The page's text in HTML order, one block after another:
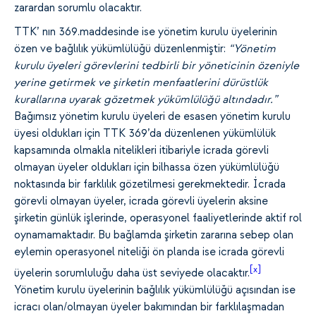
zarardan sorumlu olacaktır.
TTK’ nın 369.maddesinde ise yönetim kurulu üyelerinin
özen ve bağlılık yükümlülüğü düzenlenmiştir: “Yönetim
kurulu üyeleri görevlerini tedbirli bir yöneticinin özeniyle
yerine getirmek ve şirketin menfaatlerini dürüstlük
kurallarına uyarak gözetmek yükümlülüğü altındadır.”
Bağımsız yönetim kurulu üyeleri de esasen yönetim kurulu
üyesi oldukları için TTK 369’da düzenlenen yükümlülük
kapsamında olmakla nitelikleri itibariyle icrada görevli
olmayan üyeler oldukları için bilhassa özen yükümlülüğü
noktasında bir farklılık gözetilmesi gerekmektedir. İcrada
görevli olmayan üyeler, icrada görevli üyelerin aksine
şirketin günlük işlerinde, operasyonel faaliyetlerinde aktif rol
oynamamaktadır. Bu bağlamda şirketin zararına sebep olan
eylemin operasyonel niteliği ön planda ise icrada görevli
üyelerin sorumluluğu daha üst seviyede olacaktır.[x]
Yönetim kurulu üyelerinin bağlılık yükümlülüğü açısından ise
icracı olan/olmayan üyeler bakımından bir farklılaşmadan